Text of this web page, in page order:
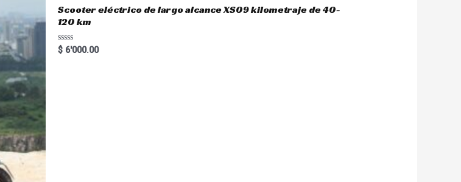
Scooter eléctrico de largo alcance XS09 kilometraje de 40-
120 km
R
a
$ 6'000.00